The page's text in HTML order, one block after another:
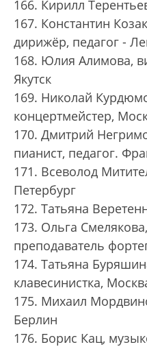
166. Кирилл
167. Константин
дирижёр, педагог -
168. Юлия Алимова,
Якутск
169. Николай
концертмейстер,
170. Дмитрий
пианист, педагог.
171. Всеволод
Петербург
172. Татьяна
173. Ольга
преподаватель
174. Татьяна
клавесинистка,
175. Михаил
Берлин
176. Борис Кац,